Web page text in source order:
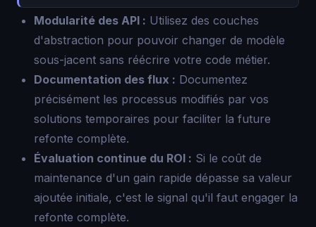
Modularité des API : Utilisez des couches
d'abstraction pour pouvoir changer de modèle
sous-jacent sans réécrire votre code métier.
Documentation des flux : Documentez
précisément les processus modifiés par vos
solutions temporaires pour faciliter la future
refonte complète.
Évaluation continue du ROI : Si le coût de
maintenance d'un gain rapide dépasse sa valeur
ajoutée initiale, c'est le signal qu'il faut engager la
refonte complète.